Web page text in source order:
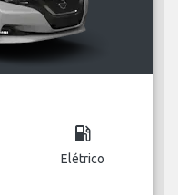
local_gas_station
Elétrico